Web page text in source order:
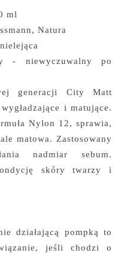
ml
Natura
- niewyczuwalny po
generacji City Matt
i matujące.
Nylon 12, sprawia,
matowa. Zastosowany
nadmiar sebum.
skóry twarzy i
działającą pompką to
jeśli chodzi o